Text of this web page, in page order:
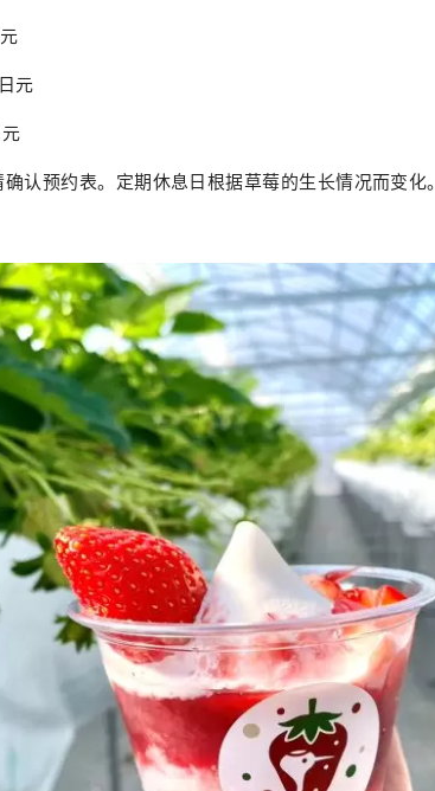
元
认预约表。定期休息日根据草莓的生长情况而变化。